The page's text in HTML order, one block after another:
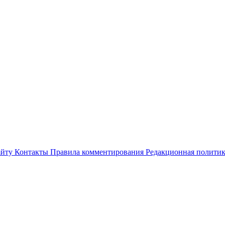
Контакты Правила комментирования Редакционная